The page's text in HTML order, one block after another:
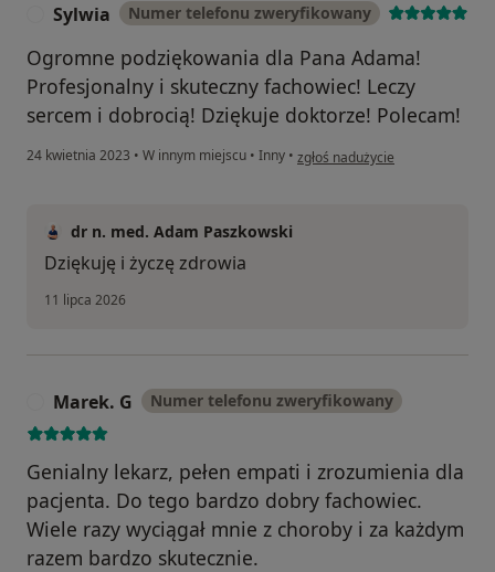
Sylwia Numer telefonu zweryfikowany
Ogromne podziękowania dla Pana Adama!
Profesjonalny i skuteczny fachowiec! Leczy
sercem i dobrocią! Dziękuje doktorze! Polecam!
24 kwietnia 2023 • W innym miejscu • Inny • w opinii użytkownika Sylwia
zgłoś nadużycie
dr n. med. Adam Paszkowski
Dziękuję i życzę zdrowia
11 lipca 2026
Marek. G Numer telefonu zweryfikowany
Genialny lekarz, pełen empati i zrozumienia dla
pacjenta. Do tego bardzo dobry fachowiec.
Wiele razy wyciągał mnie z choroby i za każdym
razem bardzo skutecznie.